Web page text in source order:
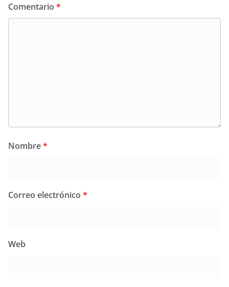
Comentario *
Nombre*
Correo electrónico *
Web